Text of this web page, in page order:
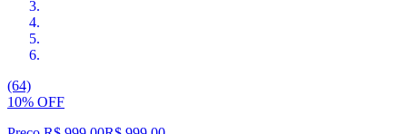
(64)
10% OFF